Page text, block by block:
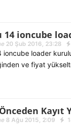
14 ioncube
20 Şub 2016, 23:28
ioncube loader
ve fiyat
Kayıt
8 Ağu 2015, 2:09